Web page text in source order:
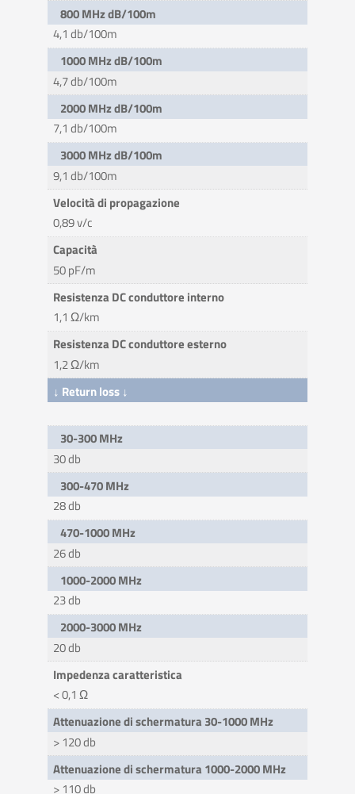
800 MHz dB/100m
4,1 db/100m
1000 MHz dB/100m
4,7 db/100m
2000 MHz dB/100m
7,1 db/100m
3000 MHz dB/100m
9,1 db/100m
Velocità di propagazione
0,89 v/c
Capacità
50 pF/m
Resistenza DC conduttore interno
1,1 Ω/km
Resistenza DC conduttore esterno
1,2 Ω/km
↓ Return loss ↓
30-300 MHz
30 db
300-470 MHz
28 db
470-1000 MHz
26 db
1000-2000 MHz
23 db
2000-3000 MHz
20 db
Impedenza caratteristica
< 0,1 Ω
Attenuazione di schermatura 30-1000 MHz
> 120 db
Attenuazione di schermatura 1000-2000 MHz
> 110 db